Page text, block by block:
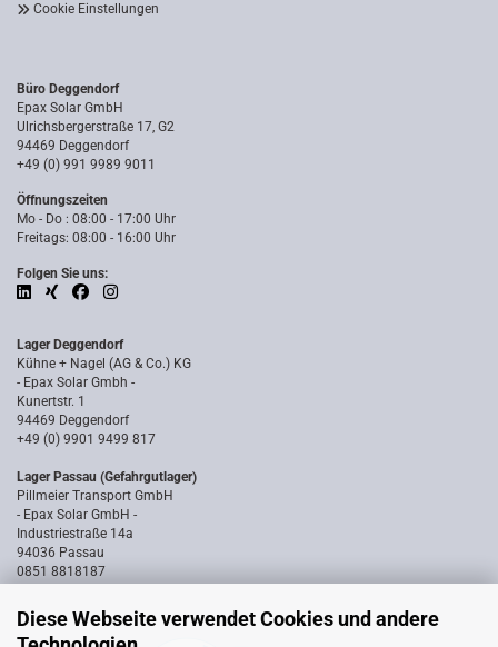
Diese Webseite verwendet Cookies und andere
Cookie Einstellungen
Büro Deggendorf
Epax Solar GmbH
Ulrichsbergerstraße 17, G2
94469 Deggendorf
+49 (0) 991 9989 9011
Öffnungszeiten
Mo - Do : 08:00 - 17:00 Uhr
Freitags: 08:00 - 16:00 Uhr
Folgen Sie uns:
Lager Deggendorf
Kühne + Nagel (AG & Co.) KG
- Epax Solar Gmbh -
Kunertstr. 1
94469 Deggendorf
+49 (0) 9901 9499 817
Lager Passau (Gefahrgutlager)
Pillmeier Transport GmbH
- Epax Solar GmbH -
Industriestraße 14a
94036 Passau
0851 8818187